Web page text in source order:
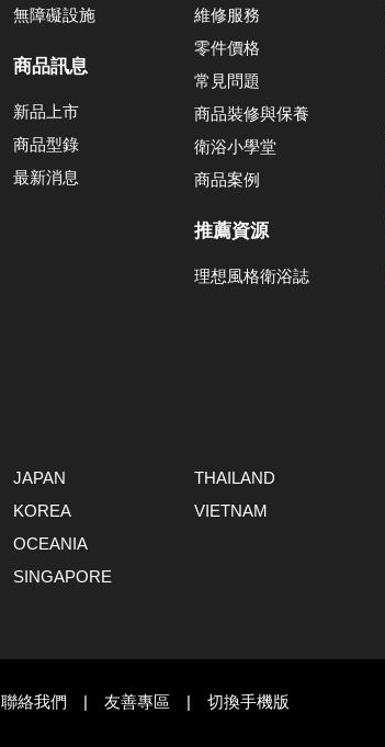
無障礙設施
商品訊息
新品上市
商品型錄
最新消息
維修服務
零件價格
常見問題
商品裝修與保養
衛浴小學堂
商品案例
推薦資源
理想風格衛浴誌
JAPAN
KOREA
OCEANIA
SINGAPORE
THAILAND
VIETNAM
聯絡我們 | 友善專區 | 切換手機版